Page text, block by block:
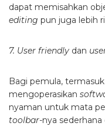
dapat memisahkan
editing pun juga lebih
7. User friendly dan
Bagi pemula,
mengoperasikan
nyaman untuk mata
toolbar-nya